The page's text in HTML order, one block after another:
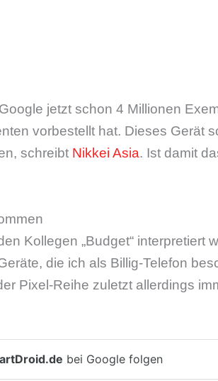
jetzt schon 4 Millionen
vorbestellt hat. Dieses Gerät
schreibt Nikkei Asia. Ist damit
Kollegen „Budget“ interpretiert
die ich als Billig-Telefon
Pixel-Reihe zuletzt allerdings
bei Google folgen